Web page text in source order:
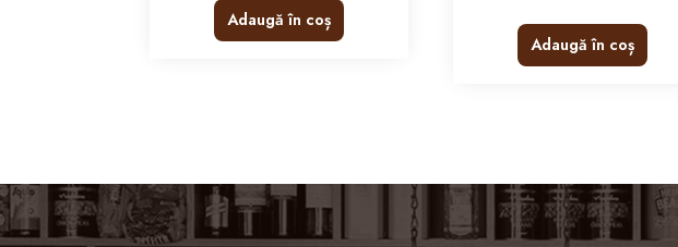
Adaugă în coș
Adaugă în coș